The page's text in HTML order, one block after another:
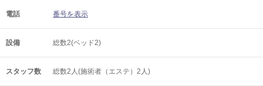
電話 番号を表示
設備 総数2(ベッド2)
スタッフ数 総数2人(施術者（エステ）2人)